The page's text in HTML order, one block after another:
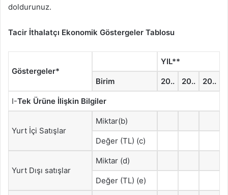
doldurunuz.
Tacir İthalatçı Ekonomik Göstergeler Tablosu
Göstergeler*
YIL**
Birim 20.. 20.. 20..
I-Tek Ürüne İlişkin Bilgiler
Yurt İçi Satışlar
Miktar(b)
Değer (TL) (c)
Yurt Dışı satışlar
Miktar (d)
Değer (TL) (e)